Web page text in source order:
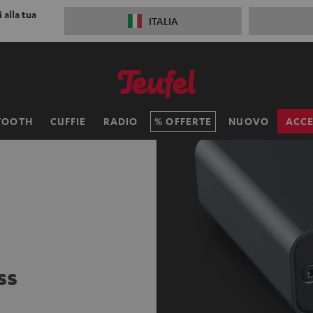
alla tua
ITALIA
CUFFIE RADIO OFFERTE NUOVO